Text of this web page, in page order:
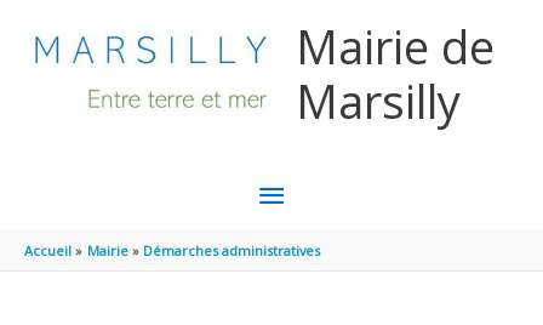
Mairie de
Marsilly
MENU
PRINCIPAL
Accueil Mairie Démarches administratives